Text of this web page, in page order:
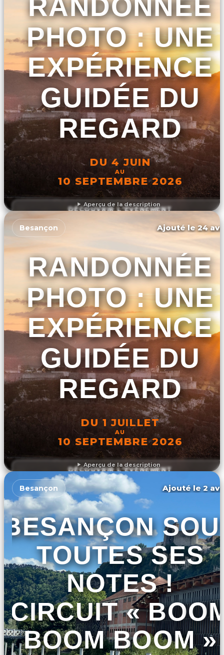
Aperçu de la description
RANDONNÉE
PHOTO : UNE
EXPÉRIENCE
GUIDÉE DU
REGARD
DU 4 JUIN
AU
10 SEPTEMBRE 2026
DÉCOUVRIR L'ÉVÉNEMENT
Aperçu de la description
Besançon Ajouté le 24
RANDONNÉE
PHOTO : UNE
EXPÉRIENCE
GUIDÉE DU
REGARD
DU 1 JUILLET
AU
10 SEPTEMBRE 2026
DÉCOUVRIR L'ÉVÉNEMENT
Besançon Ajouté le 2
BESANÇON
TOUTES SES
NOTES !
CIRCUIT «
BOOM BOOM »